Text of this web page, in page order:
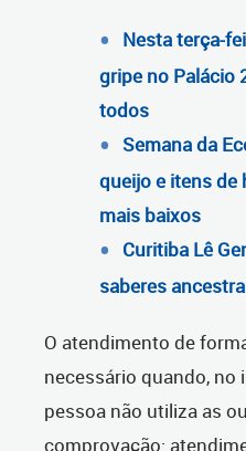
Nesta terça-
gripe no Palácio
todos
Semana da
queijo e itens de
mais baixos
Curitiba Lê
saberes
O atendimento de
necessário quando, no
pessoa não utiliza as
comprovação: